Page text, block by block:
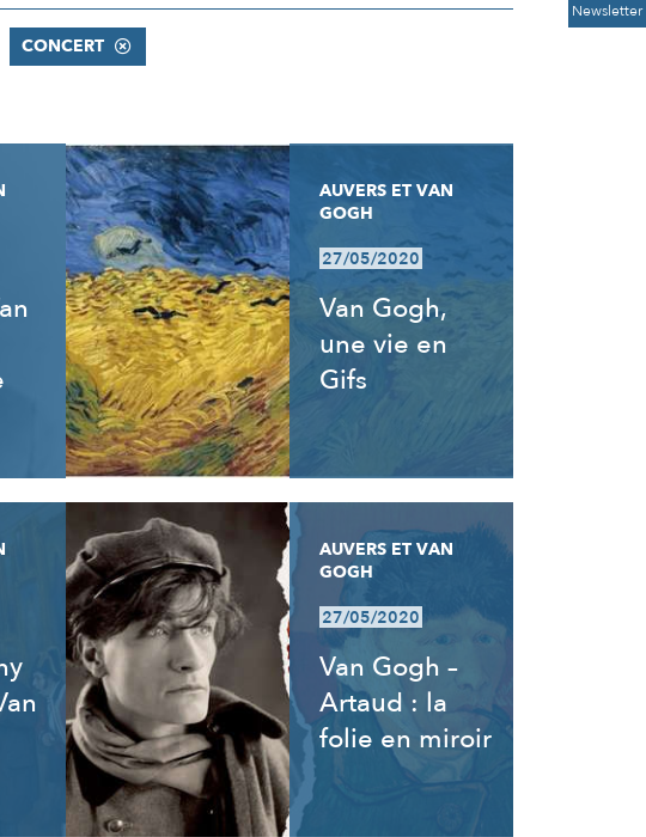
Newsletter
CONCERT
AUVERS ET VAN
GOGH
27/05/2020
Van Gogh,
une vie en
Gifs
AUVERS ET VAN
GOGH
27/05/2020
Van Gogh –
Artaud : la
folie en miroir